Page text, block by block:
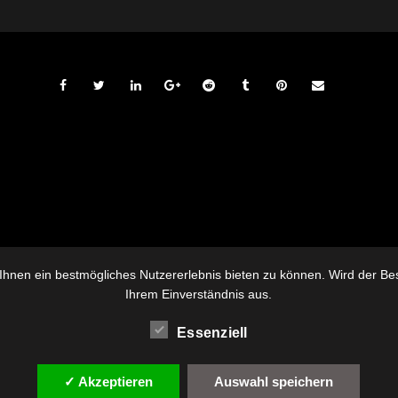
ein bestmögliches Nutzererlebnis bieten zu können. Wird der
Ihrem Einverständnis aus.
Essenziell
✓ Akzeptieren Auswahl speichern